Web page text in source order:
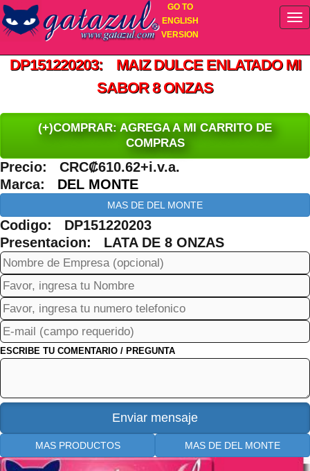
GO TO
ENGLISH
VERSION
DP151220203: MAIZ DULCE ENLATADO MI
SABOR 8 ONZAS
(+)COMPRAR: AGREGA A MI CARRITO DE
COMPRAS
Precio: CRC₡610.62+i.v.a.
Marca: DEL MONTE
MAS DE DEL MONTE
Codigo: DP151220203
Presentacion: LATA DE 8 ONZAS
ESCRIBE TU COMENTARIO / PREGUNTA
MAS PRODUCTOS MAS DE DEL MONTE